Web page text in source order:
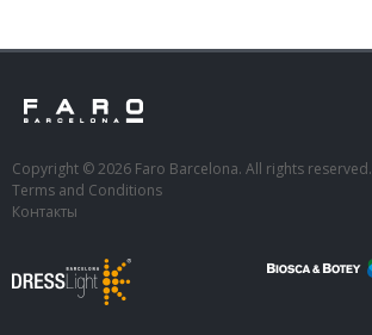
Copyright © 2026 Faro Barcelona. All rights reserved.
Terms and Conditions
Контакты